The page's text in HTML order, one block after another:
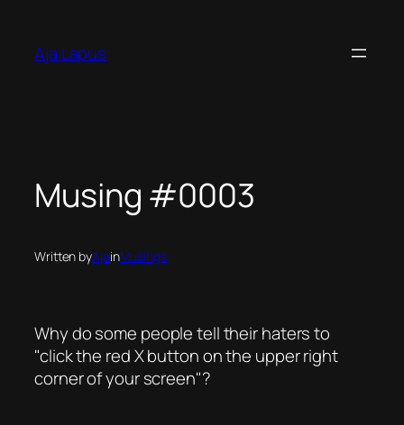
content
Aja Lapus
Musing #0003
Written byAjainMusings
Why do some people tell their haters to
click the red X buttonon the upper right
corner of your screen ?